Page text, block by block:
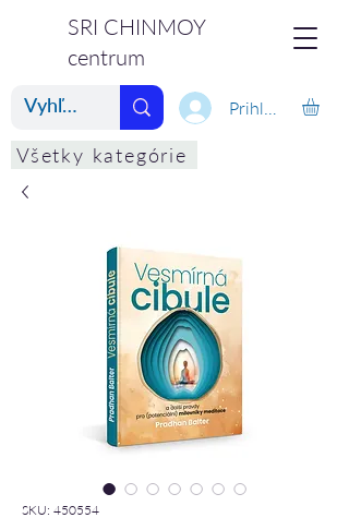
SRI CHINMOY
centrum
Prihlásiť
Všetky kategórie
SKU: 450554